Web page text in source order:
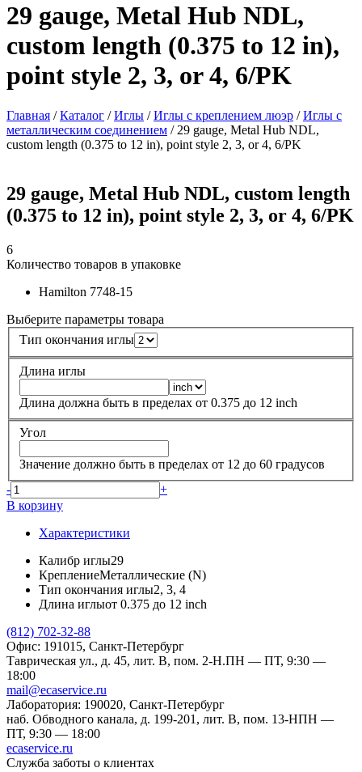
29 gauge, Metal Hub NDL,
custom length (0.375 to 12 in),
point style 2, 3, or 4, 6/PK
Главная /Каталог /Иглы /Иглы с креплением люэр /Иглы с
металлическим соединением / 29 gauge, Metal Hub NDL,
custom length (0.375 to 12 in), point style 2, 3, or 4, 6/PK
29 gauge, Metal Hub NDL, custom length
(0.375 to 12 in), point style 2, 3, or 4, 6/PK
6
Количество товаров в упаковке
Hamilton 7748-15
Выберите параметры товара
Тип окончания иглы
Длина иглы
Длина должна быть в пределах от 0.375 до 12 inch
Угол
Значение должно быть в пределах от 12 до 60 градусов
-
+
В корзину
Характеристики
Калибр иглы29
КреплениеМеталлические (N)
Тип окончания иглы2, 3, 4
Длина иглыот 0.375 до 12 inch
(812) 702-32-88
Офис: 191015, Санкт-Петербург
Таврическая ул., д. 45, лит. В, пом. 2-Н.ПН — ПТ, 9:30 —
18:00
mail@ecaservice.ru
Лаборатория: 190020, Санкт-Петербург
наб. Обводного канала, д. 199-201, лит. В, пом. 13-НПН —
ПТ, 9:30 — 18:00
ecaservice.ru
Служба заботы о клиентах